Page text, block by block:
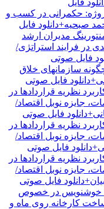
فایل
حکمرانی در کسب و
صبحیه+دانلود فایل
مدیران ارشد
در فرایند استراتژی/
فایل صوتی
سازمانهای خلاق
فایل صوتی
نظریه قراردادها در
جایزه نوبل اقتصاد/
فایل صوتی
نظریه قراردادها در
جایزه نوبل اقتصاد/
فایل صوتی
نظریه قراردادها در
جایزه نوبل اقتصاد/
فایل صوتی
خوشنویس در خصوص
کارخانه روی ماه و